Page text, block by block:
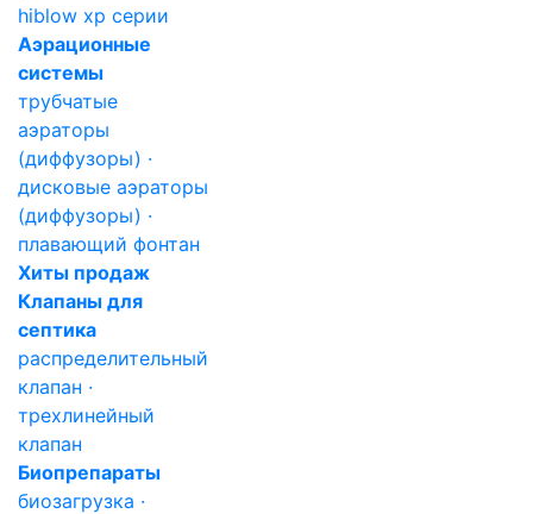
hiblow xp серии
Аэрационные
системы
трубчатые
аэраторы
(диффузоры) ·
дисковые аэраторы
(диффузоры) ·
плавающий фонтан
Хиты продаж
Клапаны для
септика
распределительный
клапан ·
трехлинейный
клапан
Биопрепараты
биозагрузка ·